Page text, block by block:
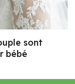
sont
bébé